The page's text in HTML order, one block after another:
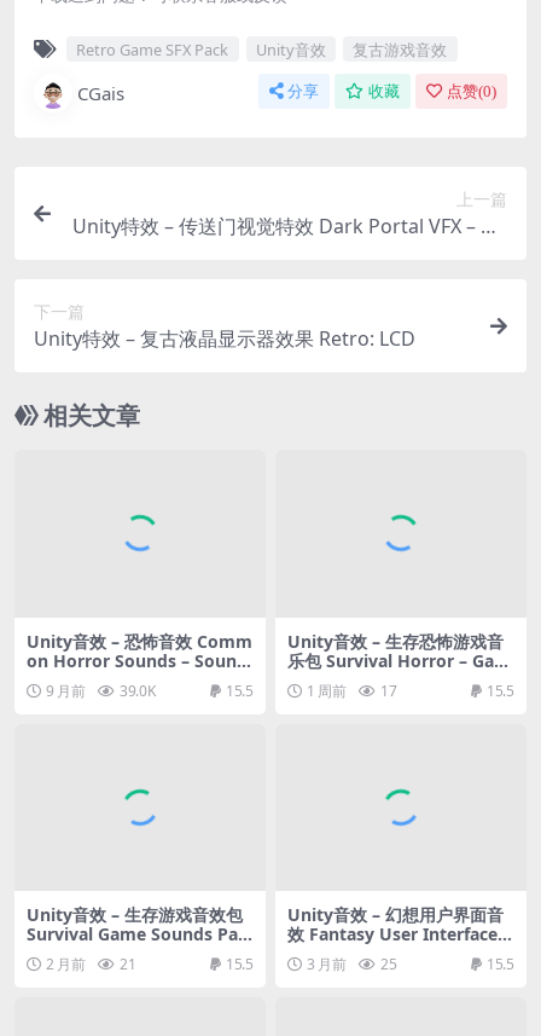
Retro Game SFX Pack Unity音效 复古游戏音效
CGais 分享 收藏 点赞(0)
上一篇
Unity特效 – 传送门视觉特效 Dark Portal VFX – UR
下一篇
Unity特效 – 复古液晶显示器效果 Retro: LCD
相关文章
Unity音效 – 恐怖音效 Comm
on Horror Sounds – Sound
Effects
9 月前 39.0K 15.5
Unity音效 – 生存恐怖游戏音
乐包 Survival Horror – Gam
e Music Pack II
1 周前 17 15.5
Unity音效 – 生存游戏音效包
Survival Game Sounds Pac
k – Lite Edition
2 月前 21 15.5
Unity音效 – 幻想用户界面音
效 Fantasy User Interface S
ounds
3 月前 25 15.5